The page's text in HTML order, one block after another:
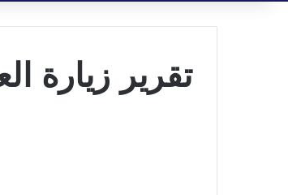
تقرير زيارة